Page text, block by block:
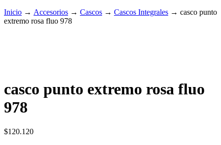
Inicio → Accesorios → Cascos → Cascos Integrales → casco punto
extremo rosa fluo 978
casco punto extremo rosa fluo
978
$120.120